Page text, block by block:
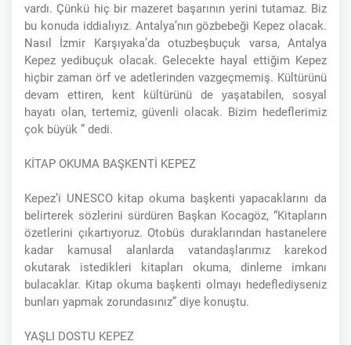
vardı. Çünkü hiç bir mazeret başarının yerini tutamaz. Biz
bu konuda iddialıyız. Antalya’nın gözbebeği Kepez olacak.
Nasıl İzmir Karşıyaka’da otuzbeşbuçuk varsa, Antalya
Kepez yedibuçuk olacak. Gelecekte hayal ettiğim Kepez
hiçbir zaman örf ve adetlerinden vazgeçmemiş. Kültürünü
devam ettiren, kent kültürünü de yaşatabilen, sosyal
hayatı olan, tertemiz, güvenli olacak. Bizim hedeflerimiz
çok büyük ” dedi.
KİTAP OKUMA BAŞKENTİ KEPEZ
Kepez’i UNESCO kitap okuma başkenti yapacaklarını da
belirterek sözlerini sürdüren Başkan Kocagöz, “Kitapların
özetlerini çıkartıyoruz. Otobüs duraklarından hastanelere
kadar kamusal alanlarda vatandaşlarımız karekod
okutarak istedikleri kitapları okuma, dinleme imkanı
bulacaklar. Kitap okuma başkenti olmayı hedeflediyseniz
bunları yapmak zorundasınız” diye konuştu.
YAŞLI DOSTU KEPEZ